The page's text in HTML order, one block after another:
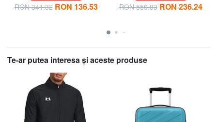
RON 341.32 RON 136.53 RON 550.83 RON 236.24
Te-ar putea interesa şi aceste produse